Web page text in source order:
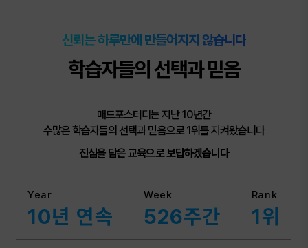
신뢰는 하루만에 만들어지지 않습니다
학습자들의 선택과 믿음
매드포스터디는 지난 10년간
수많은 학습자들의 선택과 믿음으로 1위를 지켜왔습니다
진심을 담은 교육으로 보답하겠습니다
Year
10년 연속
Week
526주간
Rank
1위